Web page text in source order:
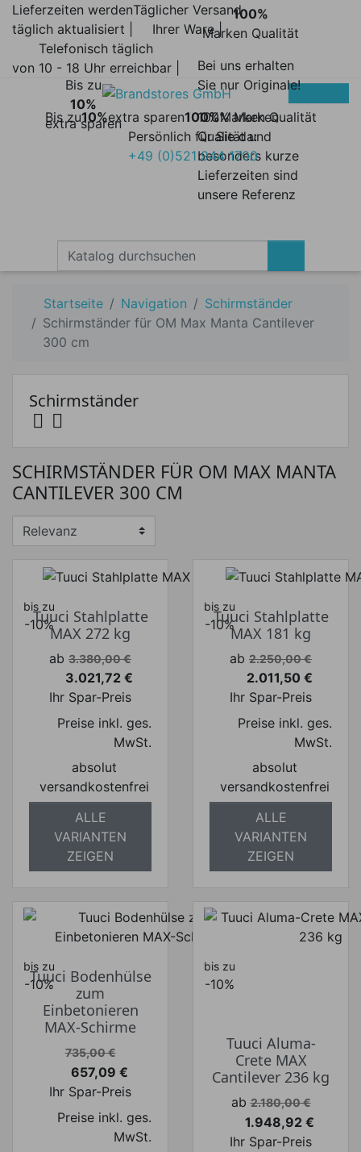
Lieferzeiten werden
täglich aktualisiert |
Täglicher Versand
Ihrer Ware |
Telefonisch täglich
von 10 - 18 Uhr erreichbar |
Bis zu10%extra sparen
Bis zu
10%
extra sparen
100%Marken Qualität
100%
Marken Qualität
Bei uns erhalten
Sie nur Originale!
100% Marken
Qualität und
besonders kurze
Lieferzeiten sind
unsere Referenz
Persönlich für Sie da:
+49 (0)521 944 1700
Startseite Navigation
Schirmständer
Schirmständer für OM Max Manta Cantilever
300 cm
Preis von
€ Preis bis
€
Hersteller
Schirmständer
 
SCHIRMSTÄNDER FÜR OM MAX MANTA
CANTILEVER 300 CM
bis zu
-10%
Tuuci Stahlplatte
MAX 272 kg
Verkaufspreis
ab 3.380,00 €
Preis
3.021,72 €
Ihr Spar-Preis
Preise inkl. ges.
MwSt.
absolut
versandkostenfrei
ALLE
VARIANTEN
ZEIGEN
bis zu
-10%
Tuuci Stahlplatte
MAX 181 kg
Verkaufspreis
ab 2.250,00 €
Preis
2.011,50 €
Ihr Spar-Preis
Preise inkl. ges.
MwSt.
absolut
versandkostenfrei
ALLE
VARIANTEN
ZEIGEN
bis zu
-10%
Tuuci Bodenhülse
zum
Einbetonieren
MAX-Schirme
Verkaufspreis
735,00 €
Preis
657,09 €
Ihr Spar-Preis
Preise inkl. ges.
MwSt.
bis zu
-10%
Tuuci Aluma-
Crete MAX
Cantilever 236 kg
Verkaufspreis
ab 2.180,00 €
Preis
1.948,92 €
Ihr Spar-Preis